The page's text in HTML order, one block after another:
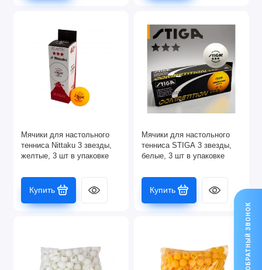
Мячики для настольного
тенниса Nittaku 3 звезды,
желтые, 3 шт в упаковке
Купить
Мячики для настольного
тенниса STIGA 3 звезды,
белые, 3 шт в упаковке
Купить
ОБРАТНЫЙ ЗВОНОК